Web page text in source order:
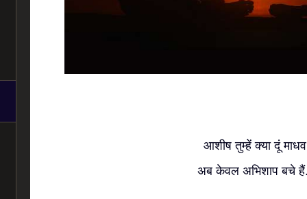
आशीष तुम्हें क्या दूं
अब केवल अभिशाप बचे